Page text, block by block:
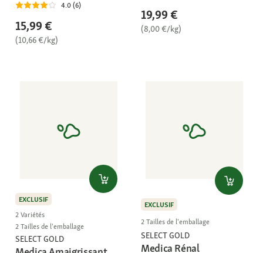
4.0 (6)
15,99 €
(10,66 €/kg)
19,99 €
(8,00 €/kg)
EXCLUSIF
2 Variétés
2 Tailles de l'emballage
SELECT GOLD
EXCLUSIF
2 Tailles de l'emballage
SELECT GOLD
Medica Rénal